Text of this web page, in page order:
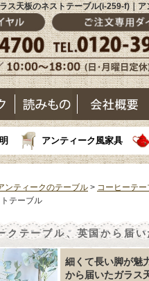
ス天板のネストテーブル(i-259-f)｜ア
アンティーク風家具
ンティークのテーブル > コーヒーテー
テーブル
クテーブル、英国から届
細くて長い脚が魅
から届いたガラス